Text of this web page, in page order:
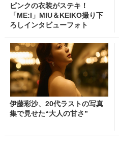
ピンクの衣装がステキ！
「ME:I」MIU＆KEIKO撮り下
ろしインタビューフォト
伊藤彩沙、20代ラストの写真
集で見せた“大人の甘さ”